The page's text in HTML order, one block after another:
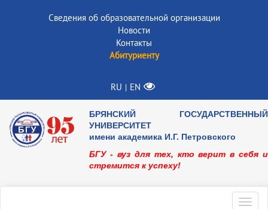
Сведения об образовательной организации
Новости
Контакты
Абитуриенту
RU | EN
БРЯНСКИЙ ГОСУДАРСТВЕННЫЙ
УНИВЕРСИТЕТ
имени академика И.Г. Петровского
БГУ - вуз для тех, кто верит в себя и
стремится к успеху!